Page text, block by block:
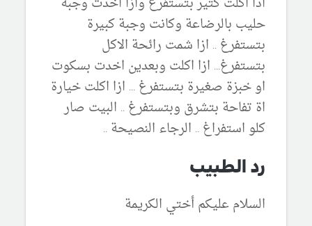
حليب بالرضاعة وكانت وجبة كبيرة
بتستفرغ .. ازا شمت رائحة الاكل
بتستفرغ... ازا اكلت وبعدين اخدت بسكوت
او خبزة صغيرة بتستفرغ ... ازا اكلت خيارة
اة تفاحة بتشرق وبتستفرغ .. البيت صار
كلو استفراغ .. الرجاء النصيحة ..
رد الطبيب
السلام عليكم أختي الكريمة